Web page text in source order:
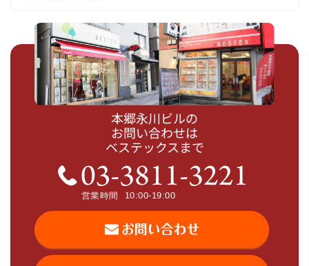
本郷永川ビルの
お問い合わせは
ベステックスまで